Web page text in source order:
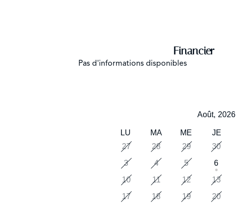
Financier
Pas d'informations disponibles
Août, 2026
LU MA ME JE
27
28 29 30
3
4 5 6
10
11 12 13
17
18 19 20